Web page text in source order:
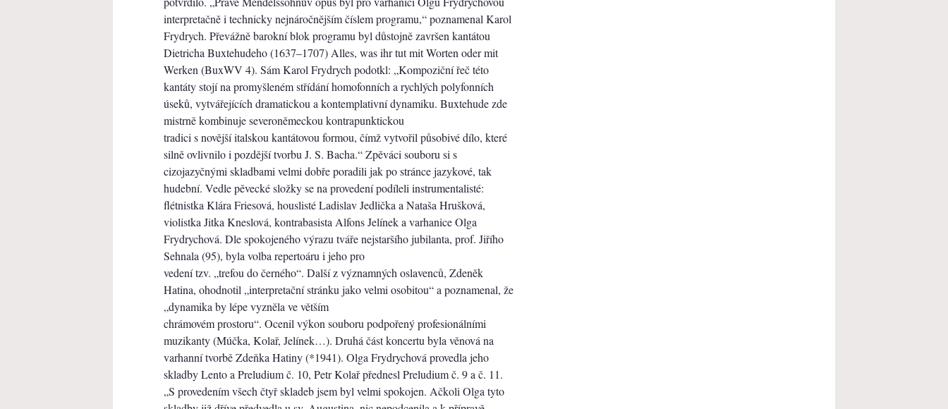
interpretačně i technicky nejnáročnějším číslem programu,“ poznamenal Karol
Frydrych. Převážně barokní blok programu byl důstojně završen kantátou
Dietricha Buxtehudeho (1637–1707) Alles, was ihr tut mit Worten oder mit
Werken (BuxWV 4). Sám Karol Frydrych podotkl: „Kompoziční řeč této
kantáty stojí na promyšleném střídání homofonních a rychlých polyfonních
úseků, vytvářejících dramatickou a kontemplativní dynamiku. Buxtehude zde
mistrně kombinuje severoněmeckou kontrapunktickou
tradici s novější italskou kantátovou formou, čímž vytvořil působivé dílo, které
silně ovlivnilo i pozdější tvorbu J. S. Bacha.“ Zpěváci souboru si s
cizojazyčnými skladbami velmi dobře poradili jak po stránce jazykové, tak
hudební. Vedle pěvecké složky se na provedení podíleli instrumentalisté:
flétnistka Klára Friesová, houslisté Ladislav Jedlička a Nataša Hrušková,
violistka Jitka Kneslová, kontrabasista Alfons Jelínek a varhanice Olga
Frydrychová. Dle spokojeného výrazu tváře nejstaršího jubilanta, prof. Jiřího
Sehnala (95), byla volba repertoáru i jeho pro
vedení tzv. „trefou do černého“. Další z významných oslavenců, Zdeněk
Hatina, ohodnotil „interpretační stránku jako velmi osobitou“ a poznamenal, že
„dynamika by lépe vyzněla ve větším
chrámovém prostoru“. Ocenil výkon souboru podpořený profesionálními
muzikanty (Múčka, Kolař, Jelínek…). Druhá část koncertu byla věnová na
varhanní tvorbě Zdeňka Hatiny (*1941). Olga Frydrychová provedla jeho
skladby Lento a Preludium č. 10, Petr Kolař přednesl Preludium č. 9 a č. 11.
„S provedením všech čtyř skladeb jsem byl velmi spokojen. Ačkoli Olga tyto